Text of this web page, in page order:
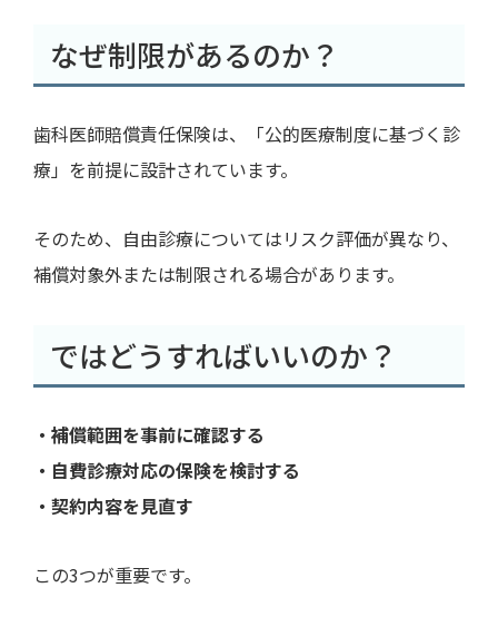
なぜ制限があるのか？
歯科医師賠償責任保険は、「公的医療制度に基づく診
療」を前提に設計されています。
そのため、自由診療についてはリスク評価が異なり、
補償対象外または制限される場合があります。
ではどうすればいいのか？
・補償範囲を事前に確認する
・自費診療対応の保険を検討する
・契約内容を見直す
この3つが重要です。